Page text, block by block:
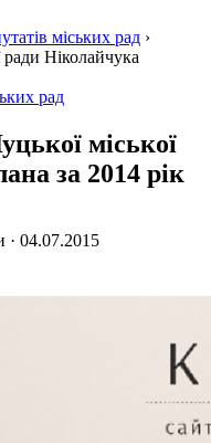
міських рад ›
ради Ніколайчука
рад
міської
за 2014 рік
· 04.07.2015